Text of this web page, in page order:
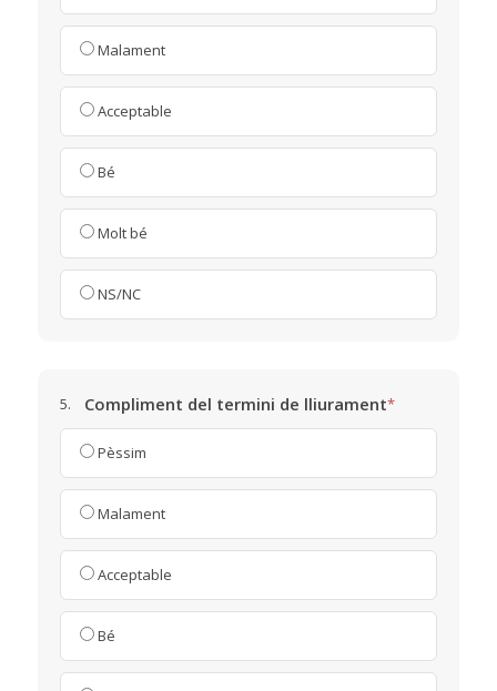
Malament
Acceptable
Bé
Molt bé
NS/NC
5. Compliment del termini de lliurament*
Pèssim
Malament
Acceptable
Bé